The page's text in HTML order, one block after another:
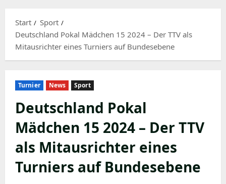
Start
Sport
Deutschland Pokal Mädchen 15 2024 – Der TTV als
Mitausrichter eines Turniers auf Bundesebene
Turnier News Sport
Deutschland Pokal
Mädchen 15 2024 – Der TTV
als Mitausrichter eines
Turniers auf Bundesebene